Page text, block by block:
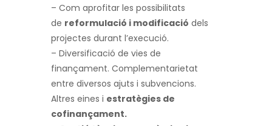
– Com aprofitar les possibilitats
de reformulació i modificació dels
projectes durant l’execució.
– Diversificació de vies de
finançament. Complementarietat
entre diversos ajuts i subvencions.
Altres eines i estratègies de
cofinançament.